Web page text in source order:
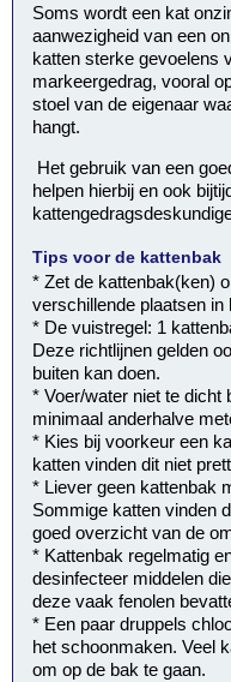
Soms wordt een kat
aanwezigheid van een
katten sterke gevoelens
markeergedrag, vooral
stoel van de eigenaar
hangt.
Het gebruik van een
helpen hierbij en ook
Tips voor de kattenbak
* Zet de kattenbak(ken)
verschillende plaatsen in
* De vuistregel: 1
Deze richtlijnen gelden
buiten kan doen.
* Voer/water niet te dicht
minimaal anderhalve
* Kies bij voorkeur een
katten vinden dit niet
* Liever geen kattenbak
Sommige katten vinden
goed overzicht van de
* Kattenbak regelmatig
desinfecteer middelen
deze vaak fenolen
* Een paar druppels
het schoonmaken. Veel
om op de bak te gaan.